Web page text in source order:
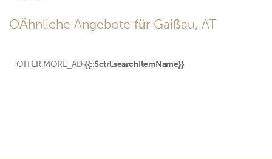
OÄhnliche Angebote für Gaißau, AT
OFFER.MORE_AD {{::$ctrl.searchItemName}}